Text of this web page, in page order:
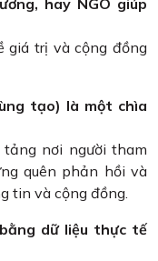
giá trị và cộng đồng
tạo) là một chìa
nơi người tham
quên phản hồi và
tin và cộng đồng.
dữ liệu thực tế